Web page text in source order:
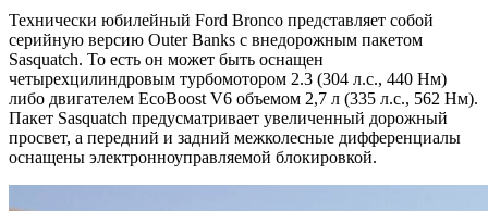
Технически юбилейный Ford Bronco представляет собой
серийную версию Outer Banks с внедорожным пакетом
Sasquatch. То есть он может быть оснащен
четырехцилиндровым турбомотором 2.3 (304 л.с., 440 Нм)
либо двигателем EcoBoost V6 объемом 2,7 л (335 л.с., 562 Нм).
Пакет Sasquatch предусматривает увеличенный дорожный
просвет, а передний и задний межколесные дифференциалы
оснащены электронноуправляемой блокировкой.